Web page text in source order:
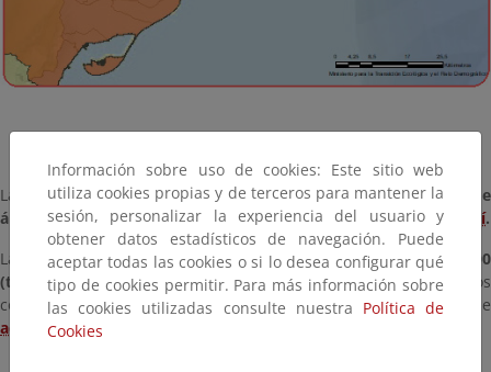
La
relación completa de espacios protegidos Red Natura 2000 de
ámbito marino competencia del MITECOpuede consultarse aquí.
La
relación completa de espacios protegidos Red Natura 2000
(terrestres y marinos) en Españaincluyendo los espacios
competencia de las comunidades autónomas puede consultarse
aquí
Información sobre uso de cookies: Este sitio web
utiliza cookies propias y de terceros para mantener la
sesión, personalizar la experiencia del usuario y
obtener datos estadísticos de navegación. Puede
aceptar todas las cookies o si lo desea configurar qué
tipo de cookies permitir. Para más información sobre
las cookies utilizadas consulte nuestra Política de
Cookies